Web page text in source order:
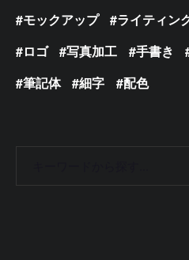
モックアップ
ライティン
ロゴ
写真加工 手書き
筆記体
細字 配色